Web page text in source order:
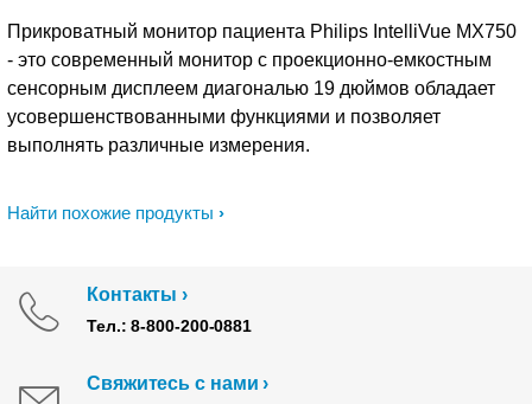
Найти похожие продукты
Прикроватный монитор пациента Philips IntelliVue MX750
- это современный монитор с проекционно-емкостным
сенсорным дисплеем диагональю 19 дюймов обладает
усовершенствованными функциями и позволяет
выполнять различные измерения.
Контакты
Тел.: 8-800-200-0881
Свяжитесь с нами